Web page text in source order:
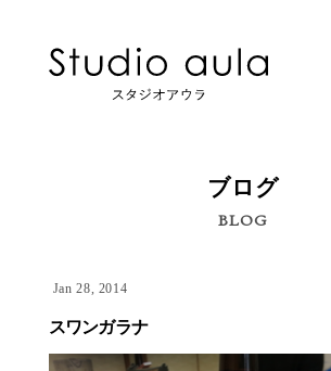
ブログ
BLOG
Jan 28, 2014
スワンガラナ